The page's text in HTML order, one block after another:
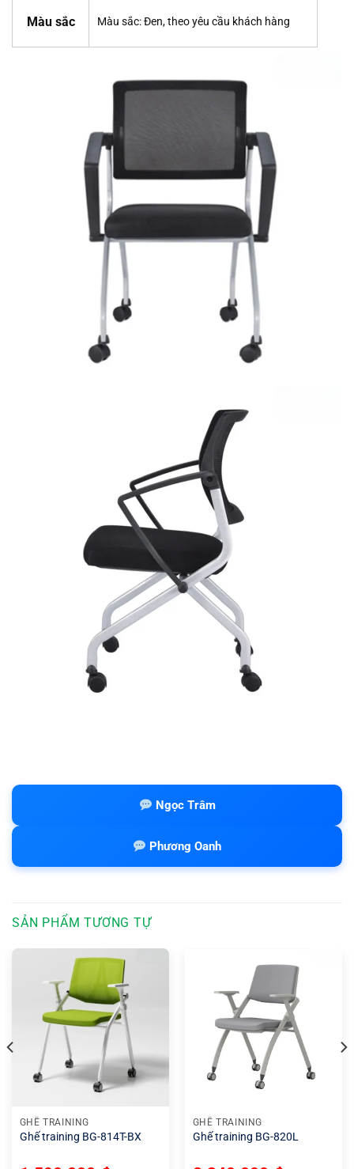
Màu sắc Màu sắc: Đen, theo yêu cầu khách hàng
Ngọc Trâm
Phương Oanh
SẢN PHẨM TƯƠNG TỰ
GHẾ TRAINING
Ghế training BG-814T-BX
GHẾ TRAINING
Ghế training BG-820L